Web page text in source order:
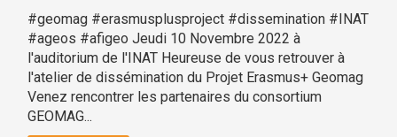
#geomag #erasmusplusproject #dissemination #INAT
#ageos #afigeo Jeudi 10 Novembre 2022 à
l'auditorium de l'INAT Heureuse de vous retrouver à
l'atelier de dissémination du Projet Erasmus+ Geomag
Venez rencontrer les partenaires du consortium
GEOMAG...